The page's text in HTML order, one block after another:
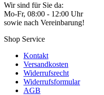
Wir sind für Sie da:
Mo-Fr, 08:00 - 12:00 Uhr
sowie nach Vereinbarung!
Shop Service
Kontakt
Versandkosten
Widerrufsrecht
Widerrufsformular
AGB